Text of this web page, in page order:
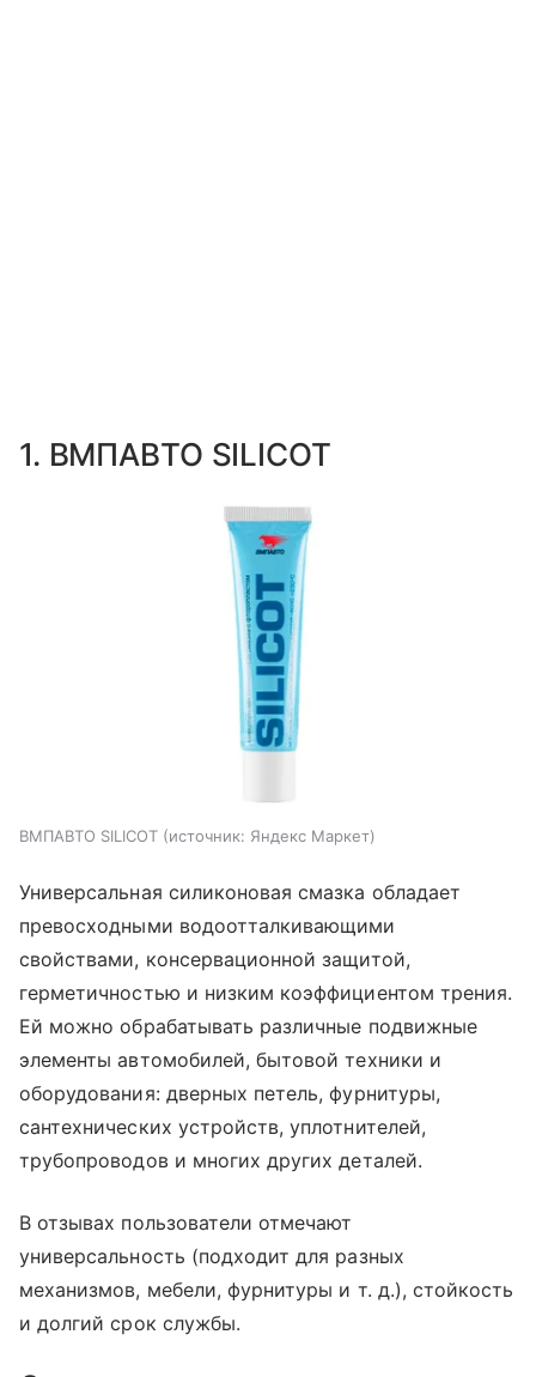
1. ВМПАВТО SILICOT
ВМПАВТО SILICOT источник: Яндекс Маркет
Универсальная силиконовая смазка обладает
превосходными водоотталкивающими
свойствами, консервационной защитой,
герметичностью и низким коэффициентом трения.
Ей можно обрабатывать различные подвижные
элементы автомобилей, бытовой техники и
оборудования: дверных петель, фурнитуры,
сантехнических устройств, уплотнителей,
трубопроводов и многих других деталей.
В отзывах пользователи отмечают
универсальность (подходит для разных
механизмов, мебели, фурнитуры и т. д.), стойкость
и долгий срок службы.